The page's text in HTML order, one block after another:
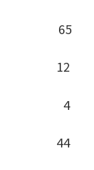
65
12
4
44